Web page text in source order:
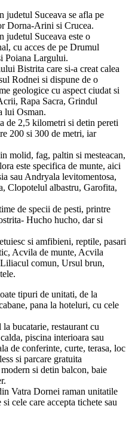
Suceava se afla pe
Dorna-Arini si Crucea.
judetul Suceava este o
cu acces de pe Drumul
Poiana Largului.
Bistrita care si-a creat calea
Rodnei si dispune de o
geologice cu aspect ciudat si
Rapa Sacra, Grindul
lui Osman.
de 2,5 kilometri si detin pereti
200 si 300 de metri, iar
molid, fag, paltin si mesteacan,
este specifica de munte, aici
sau Andryala levitomentosa,
Clopotelul albastru, Garofita,
de specii de pesti, printre
Hucho hucho, dar si
si amfibieni, reptile, pasari
Acvila de munte, Acvila
comun, Ursul brun,
tipuri de unitati, de la
pana la hoteluri, cu cele
bucatarie, restaurant cu
piscina interioara sau
de conferinte, curte, terasa, loc
si parcare gratuita
si detin balcon, baie
Vatra Dornei raman unitatile
cele care accepta tichete sau